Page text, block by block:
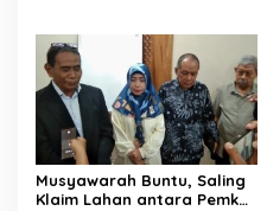
Musyawarah Buntu, Saling
Klaim Lahan antara Pemkot